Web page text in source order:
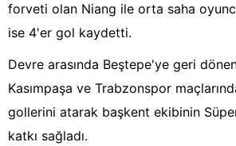
forveti olan Niang ile orta saha
ise 4'er gol kaydetti.
Devre arasında Beştepe'ye geri
Kasımpaşa ve Trabzonspor
gollerini atarak başkent ekibinin
katkı sağladı.